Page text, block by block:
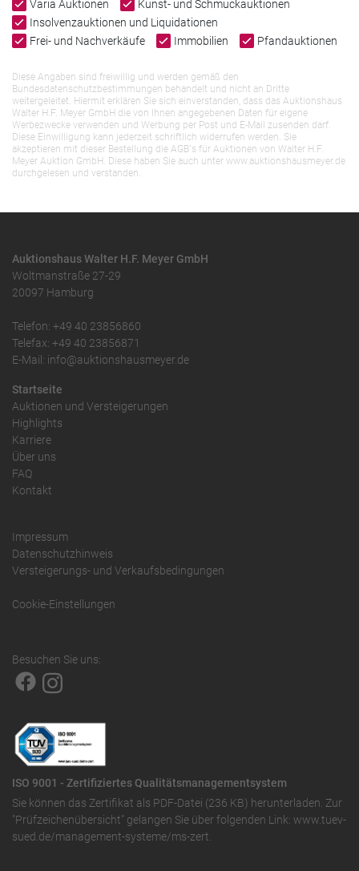
Varia Auktionen
Kunst- und Schmuckauktionen
Insolvenzauktionen und Liquidationen
Frei- und Nachverkäufe
Immobilien Pfandauktionen
Diese Angaben sind freiwillig und werden gemäß den
Bundesdatenschutzbestimmungen behandelt und nicht an Dritte
weitergeleitet. Hiermit erklären Sie sich einverstanden, dass das Auktionshaus
Walter H.F. Meyer GmbH die von Ihnen angegebenen Daten für eigene
Werbezwecke verwenden und Werbung per Post und E-Mail zusenden darf.
Diese Einwilligung kann jederzeit schriftlich widerrufen werden. Sie
akzeptieren mit dieser Bestellung die AGB`s für Auktionen von Walter H.F.
Meyer Auktion GmbH. Diese haben Sie auch unter www.auktionshausmeyer.de
durchgelesen und verstanden.
Auktionshaus Walter H.F. Meyer GmbH
Woltmanstraße 27-29
20097 Hamburg
Telefon: +49 40 23856860
Telefax: +49 40 23856871
E-Mail: info@auktionshausmeyer.de
Startseite
Auktionen und Versteigerungen
Highlights
Karriere
Über uns
FAQ
Kontakt
Impressum
Datenschutzhinweis
Versteigerungs- und Verkaufsbedingungen
Cookie-Einstellungen
Besuchen Sie uns:
ISO 9001 - Zertifiziertes Qualitätsmanagementsystem
Sie können das Zertifikat als PDF-Datei (236 KB) herunterladen. Zur
"Prüfzeichenübersicht" gelangen Sie über folgenden Link: www.tuev-
sued.de/management-systeme/ms-zert